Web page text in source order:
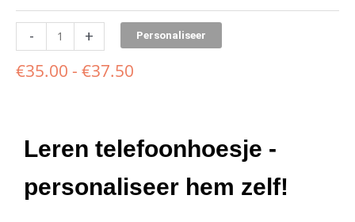
- + Personaliseer
€35.00 - €37.50
Leren telefoonhoesje -
personaliseer hem zelf!